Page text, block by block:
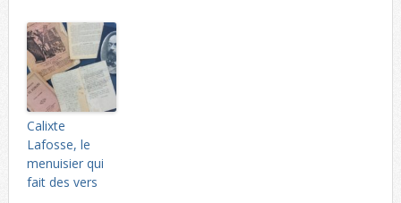
Calixte
Lafosse, le
menuisier qui
fait des vers